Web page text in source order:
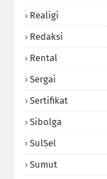
Realigi
Redaksi
Rental
Sergai
Sertifikat
Sibolga
SulSel
Sumut